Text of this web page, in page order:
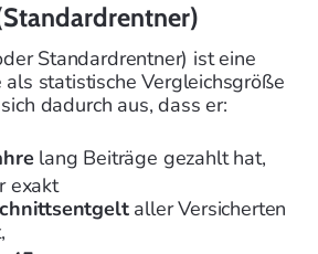
Standardrentner) ist eine
als statistische Vergleichsgröße
dadurch aus, dass er:
lang Beiträge gezahlt hat,
exakt
aller Versicherten